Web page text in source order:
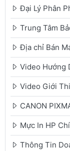
Đại Lý Phân
Trung Tâm
Địa chỉ Bán
Video Hướng
Video Giới
CANON
Mực In HP
Thông Tin